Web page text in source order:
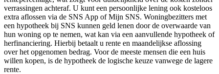
verrassingen achteraf. U kunt een persoonlijke lening ook kosteloos
extra aflossen via de SNS App of Mijn SNS. Woningbezitters met
een hypotheek bij SNS kunnen geld lenen door de overwaarde van
hun woning op te nemen, wat kan via een aanvullende hypotheek of
herfinanciering. Hierbij betaalt u rente en maandelijkse aflossing
over het opgenomen bedrag. Voor de meeste mensen die een huis
willen kopen, is de hypotheek de logische keuze vanwege de lagere
rente.